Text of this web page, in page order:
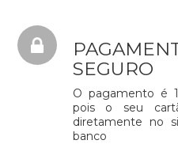
SEGURO
O pagamento é
pois o seu
diretamente no
banco